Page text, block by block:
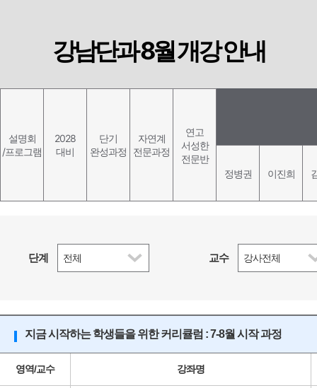
강남단과 8월 개강 안내
설명회
/프로그램
2028
대비
단기
완성과정
자연계
전문과정
연고
서성한
전문반
정병권
이진희
단계 교수
지금 시작하는 학생들을 위한 커리큘럼 : 7-8월 시작 과정
영역/교수 강좌명